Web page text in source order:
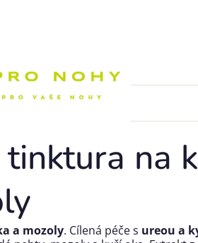
na
a mozoly. Cílená péče s ureou a